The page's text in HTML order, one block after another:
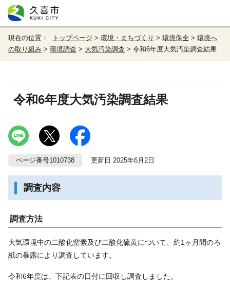
現在の位置： トップページ > 環境・まちづくり > 環境保全 > 環境へ
の取り組み > 環境調査 > 大気汚染調査 > 令和6年度大気汚染調査結果
令和6年度大気汚染調査結果
ページ番号1010738 更新日 2025年6月2日
調査内容
調査方法
大気環境中の二酸化窒素及び二酸化硫黄について、約1ヶ月間のろ
紙の暴露により調査しています。
令和6年度は、下記表の日付に回収し調査しました。